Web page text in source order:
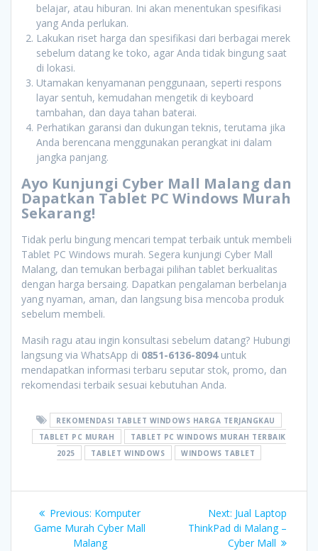
belajar, atau hiburan. Ini akan menentukan spesifikasi
yang Anda perlukan.
Lakukan riset harga dan spesifikasi dari berbagai merek
sebelum datang ke toko, agar Anda tidak bingung saat
di lokasi.
Utamakan kenyamanan penggunaan, seperti respons
layar sentuh, kemudahan mengetik di keyboard
tambahan, dan daya tahan baterai.
Perhatikan garansi dan dukungan teknis, terutama jika
Anda berencana menggunakan perangkat ini dalam
jangka panjang.
Ayo Kunjungi Cyber Mall Malang dan
Dapatkan Tablet PC Windows Murah
Sekarang!
Tidak perlu bingung mencari tempat terbaik untuk membeli
Tablet PC Windows murah. Segera kunjungi Cyber Mall
Malang, dan temukan berbagai pilihan tablet berkualitas
dengan harga bersaing. Dapatkan pengalaman berbelanja
yang nyaman, aman, dan langsung bisa mencoba produk
sebelum membeli.
Masih ragu atau ingin konsultasi sebelum datang? Hubungi
langsung via WhatsApp di 0851-6136-8094 untuk
mendapatkan informasi terbaru seputar stok, promo, dan
rekomendasi terbaik sesuai kebutuhan Anda.
REKOMENDASI TABLET WINDOWS HARGA TERJANGKAU
TABLET PC MURAH
TABLET PC WINDOWS MURAH TERBAIK
2025
TABLET WINDOWS WINDOWS TABLET
Post
navigation
Previous: Previous
post:
Komputer
Game Murah Cyber Mall
Malang
Next: Next
post:
Jual Laptop
ThinkPad di Malang –
Cyber Mall